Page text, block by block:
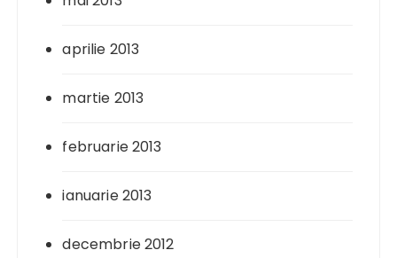
aprilie 2013
martie 2013
februarie 2013
ianuarie 2013
decembrie 2012